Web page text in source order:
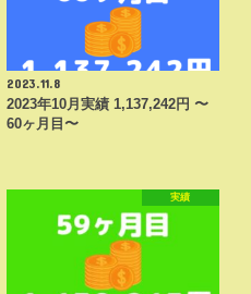
2023.11.8
2023年10月実績 1,137,242円 〜
60ヶ月目〜
実績